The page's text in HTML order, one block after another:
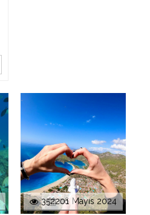
06 Mayıs 2024
352201